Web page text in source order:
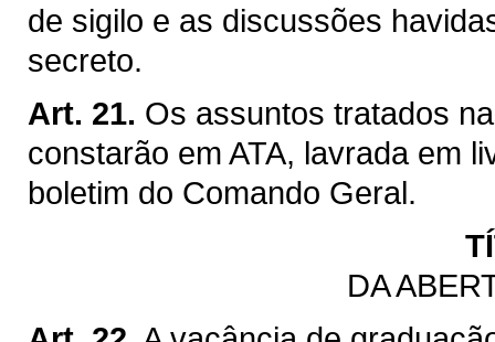
de sigilo e as discussões
secreto.
Art. 21. Os assuntos tratados
constarão em ATA, lavrada em
boletim do Comando Geral.
DA